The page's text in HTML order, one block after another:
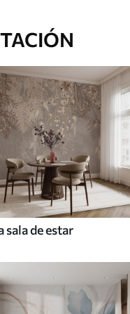
sala de estar